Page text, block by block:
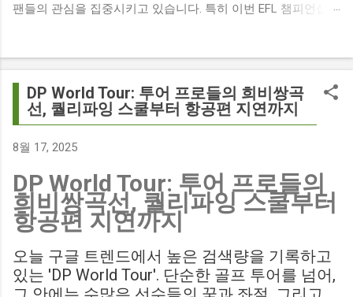
팬들의 관심을 집중시키고 있습니다. 특히 이번 EFL 챔피언십
다음과 같습니다. The 9 players set to miss Southampton v
Birmingham City ft £7m striker Damion Downs : 사우스햄튼과
버밍엄 시티 경기에서 총 9명의 선수가 결장할 예정이며, 특히
700만 파운드 스트라이커 데미언 다운스의 결장은 사우스햄튼
Birmingham City LIVE Score Updates in EFL Championship
Match : 경기 당일 실시간 스코어 업데이트를 제공하는 뉴스로,
팬들의 높은 관심도를 반영합니다. Chris Davies: Birmingham
City boss says his side have to try to "be themselves" away
from home : 버밍엄 시티의 크리스 데이비스 감독은 원정 경기
에서 팀 고유의 색깔을 유지하는 것이 중요하다고 강조했습니
다. ...
DP World Tour: 투어 프로들의 희비쌍곡
선, 퀄리파잉 스쿨부터 항공편 지연까지
8월 17, 2025
DP World Tour: 투어 프로들의
희비쌍곡선, 퀄리파잉 스쿨부터
항공편 지연까지
오늘 구글 트렌드에서 높은 검색량을 기록하고
있는 'DP World Tour'. 단순한 골프 투어를 넘어,